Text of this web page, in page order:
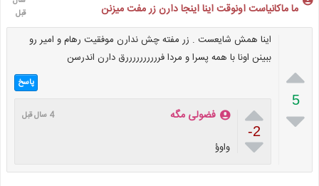
ما ماکانیاست اونوقت اینا اینجا دارن زر مفت میزنن
قبل

5

اینا همش شایعست . زر مفته چش ندارن موفقیت رهام و امیر رو
ببینن اونا با همه پسرا و مردا فررررررررررق دارن اندرسن
پاسخ

-2

فضولی مگه 4 سال قبل
واوؤ